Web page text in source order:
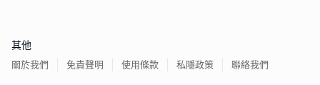
其他
關於我們 免責聲明 使用條款 私隱政策 聯絡我們